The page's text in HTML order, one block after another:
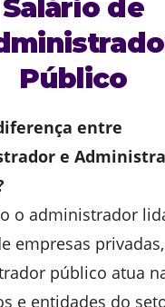
Salário de
Público
entre
e
o administrador
empresas
público atua
e entidades do